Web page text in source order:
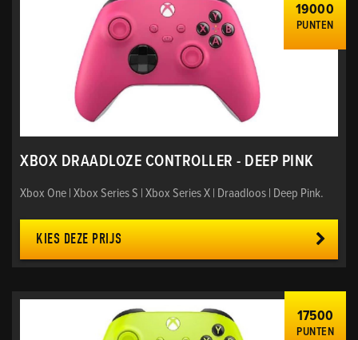
19000
PUNTEN
XBOX DRAADLOZE CONTROLLER - DEEP PINK
Xbox One | Xbox Series S | Xbox Series X | Draadloos | Deep Pink.
KIES DEZE PRIJS
17500
PUNTEN